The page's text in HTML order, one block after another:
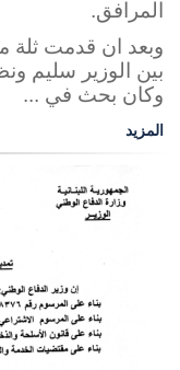
المرافق.
وبعد ان قدمت ثلة
بين الوزير سليم
وكان بحث في ...
المزيد